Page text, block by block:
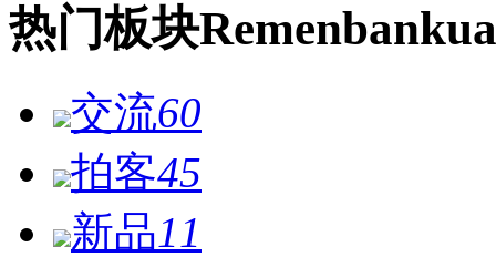
热门板块Remen
交流60
拍客45
新品11